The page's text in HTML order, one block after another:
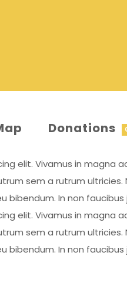
Donations
elit. Vivamus in magna
sem a rutrum
bibendum. In non
elit. Vivamus in magna
sem a rutrum
bibendum. In non